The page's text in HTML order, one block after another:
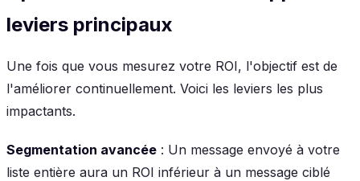
leviers principaux
Une fois que vous mesurez votre ROI, l'objectif est de
l'améliorer continuellement. Voici les leviers les plus
impactants.
Segmentation avancée : Un message envoyé à votre
liste entière aura un ROI inférieur à un message ciblé